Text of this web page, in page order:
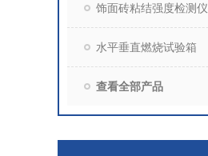
饰面砖粘结强度检测仪
水平垂直燃烧试验箱
查看全部产品